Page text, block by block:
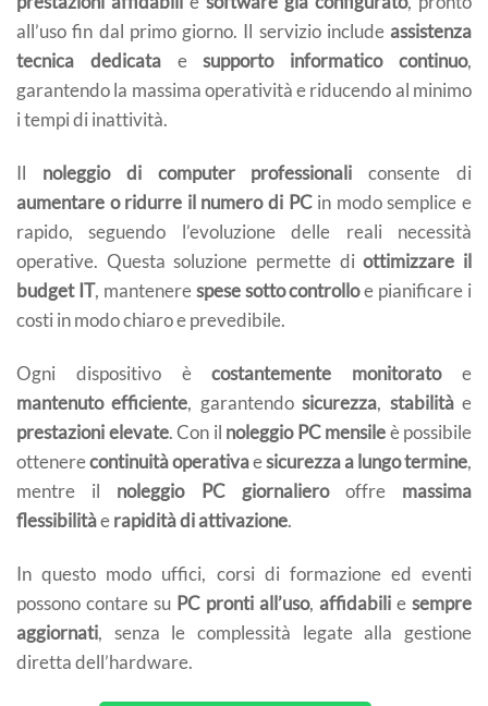
all’uso fin dal primo giorno. Il servizio include assistenza
tecnica dedicataesupporto informatico continuo,
garantendo la massima operatività e riducendo al minimo
i tempi di inattività.
Il noleggio di computer professionali consente di
aumentare o ridurre il numero di PCin modo semplice e
rapido, seguendo l’evoluzione delle reali necessità
operative. Questa soluzione permette diottimizzare il
budget IT, mantenerespese sotto controlloe pianificare i
costi in modo chiaro e prevedibile.
Ogni dispositivo ècostantemente monitoratoe
mantenuto efficiente, garantendosicurezza, stabilitàe
prestazioni elevate. Con il noleggio PC mensileè possibile
ottenerecontinuità operativaesicurezza a lungo termine,
mentre il noleggio PC giornalierooffre massima
flessibilitàerapidità di attivazione.
In questo modo uffici, corsi di formazione ed eventi
possono contare su PC pronti all’uso, affidabili e sempre
aggiornati, senza le complessità legate alla gestione
diretta dell’hardware.